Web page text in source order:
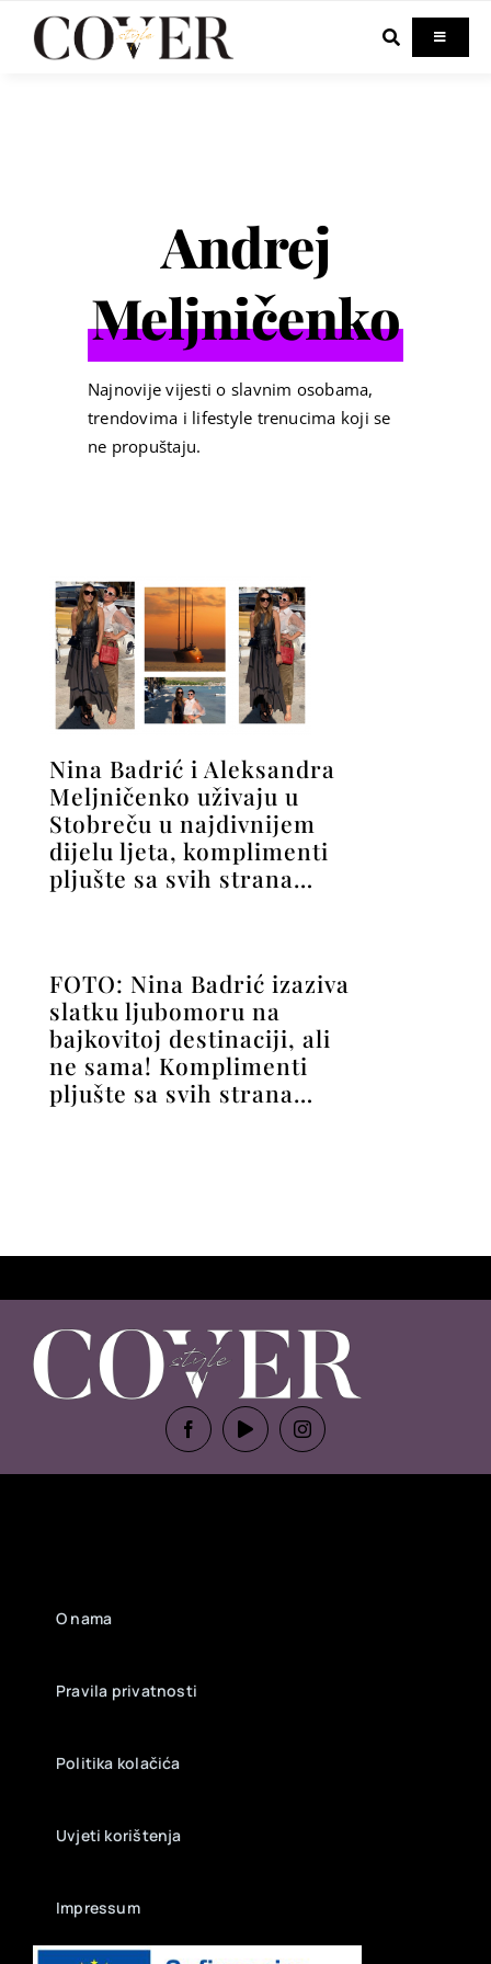
Toggle
Out & About
Andrej
Meljničenko
Najnovije vijesti o slavnim osobama,
trendovima i lifestyle trenucima koji se
ne propuštaju.
Nina Badrić i Aleksandra
Meljničenko uživaju u
Stobreču u najdivnijem
dijelu ljeta, komplimenti
pljušte sa svih strana…
FOTO: Nina Badrić izaziva
slatku ljubomoru na
bajkovitoj destinaciji, ali
ne sama! Komplimenti
pljušte sa svih strana…
O nama
Pravila privatnosti
Politika kolačića
Uvjeti korištenja
Impressum